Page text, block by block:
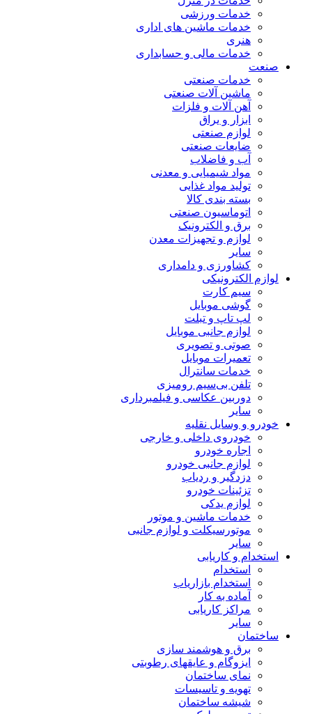
خدمات ورزشی
خدمات ماشین های اداری
هنری
خدمات مالی و حسابداری
صنعت
خدمات صنعتی
ماشین آلات صنعتی
آهن آلات و فلزات
ابزار و یراق
لوازم صنعتی
ضایعات صنعتی
آب و فاضلاب
مواد شیمیایی و معدنی
تولید مواد غذایی
بسته بندی کالا
اتوماسیون صنعتی
برق و الکترونیک
لوازم و تجهیزات معدن
سایر
کشاورزی و دامداری
لوازم الکترونیکی
سیم کارت
گوشی موبایل
لپ تاپ و تبلت
لوازم جانبی موبایل
صوتی و تصویری
تعمیرات موبایل
خدمات سانترال
تلفن بی‌سیم رومیزی
دوربین عکاسی و فیلمبرداری
سایر
خودرو و وسایل نقلیه
خودروی داخلی و خارجی
اجاره خودرو
لوازم جانبی خودرو
دزدگیر و ردیاب
تزئینات خودرو
لوازم یدکی
خدمات ماشین و موتور
موتورسیکلت و لوازم جانبی
سایر
استخدام و کاریابی
استخدام
استخدام بازاریاب
آماده به کار
مراکز کاریابی
سایر
ساختمان
برق و هوشمند سازی
ایزوگام و عایقهای رطوبتی
نمای ساختمان
تهویه و تاسیسات
شیشه ساختمان